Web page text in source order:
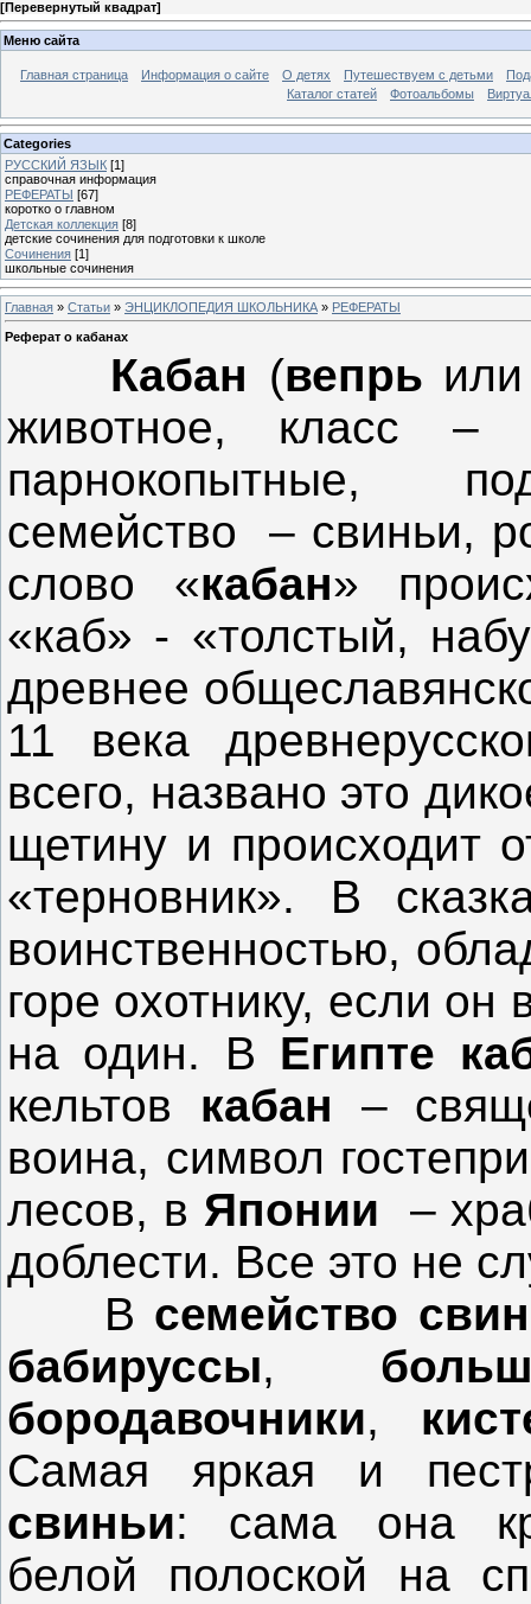
[Перевернутый квадрат]
Меню сайта
Главная страница Информация о сайте О детях Путешествуем с детьми
Каталог статей
Фотоальбомы
Categories
РУССКИЙ ЯЗЫК [1]
справочная информация
РЕФЕРАТЫ [67]
коротко о главном
Детская коллекция [8]
детские сочинения для подготовки к школе
Сочинения [1]
школьные сочинения
Главная » Статьи » ЭНЦИКЛОПЕДИЯ ШКОЛЬНИКА » РЕФЕРАТЫ
Реферат о кабанах
Кабан (вепрь
животное, класс –
парнокопытные,
семейство – свиньи,
слово «кабан»
«каб» - «толстый,
древнее
11 века
всего, названо это
щетину и происходит
«терновник». В
воинственностью,
горе охотнику, если он
на один. В Египте
кельтов кабан –
воина, символ
лесов, в Японии
–
доблести. Все это не
В семейство
бабируссы,
бородавочники,
Самая яркая и
свиньи: сама она
белой полоской на